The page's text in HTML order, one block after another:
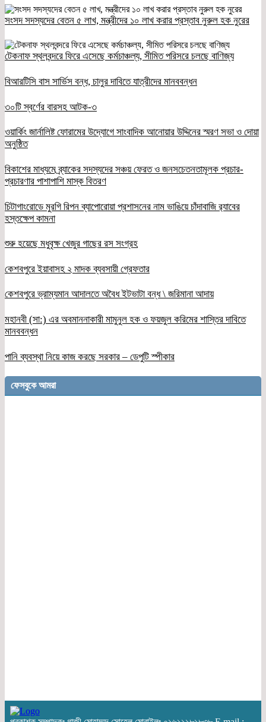
সংসদ সদস্যদের বেতন ৫ লাখ, মন্ত্রীদের ১০ লাখ করার প্রস্তাব নুরুল হক নুরের
টেকনাফ স্থলবন্দরে ফিরে এসেছে কর্মচাঞ্চল্য, সীমিত পরিসরে চলছে বাণিজ্য
বিআরটিসি বাস সার্ভিস বন্ধ, চালুর দাবিতে যাত্রীদের মানববন্ধন
৩০টি স্বর্ণের বারসহ আটক-৩
ওয়ার্কিং জার্নালিষ্ট ফোরামের উদ্যোগে সাংবাদিক আনোয়ার উদ্দিনের স্মরণ সভা ও দোয়া
অনুষ্ঠিত
বিকাশের মাধ্যমে ব্র্যাকের সদস্যদের সঞ্চয় ফেরত ও জনসচেতনতামূলক প্রচার-
প্রচারণার পাশাপাশি মাস্ক বিতরণ
চিটাগাংরোডে মুরগি রিপন ব্যাপোরোয়া প্রশাসনের নাম ভাঙিয়ে চাঁদাবাজি র‌্যাবের
হস্তক্ষেপ কামনা
শুরু হয়েছে মধুবৃক্ষ খেজুর গাছের রস সংগ্রহ
কেশবপুরে ইয়াবাসহ ২ মাদক ব্যবসায়ী গ্রেফতার
কেশবপুরে ভ্রাম্যমান আদালতে অবৈধ ইটভাটা বন্ধ \ জরিমানা আদায়
মহানবী (সা:) এর অবমাননাকারী মামুনুল হক ও ফয়জুল করিমের শাস্তির দাবিতে
মানববন্ধন
পানি ব্যবস্থা নিয়ে কাজ করছে সরকার – ডেপুটি স্পীকার
ফেসবুকে আমরা